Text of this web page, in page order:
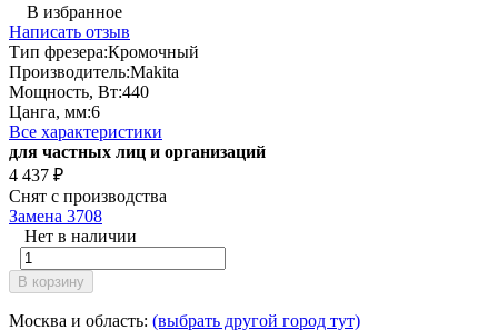
В избранное
Написать отзыв
Тип фрезера:Кромочный
Производитель:Makita
Мощность, Вт:440
Цанга, мм:6
Все характеристики
для частных лиц и организаций
4 437 ₽
Снят с производства
Замена 3708
Нет в наличии
В корзину
Москва и область: (выбрать другой город тут)